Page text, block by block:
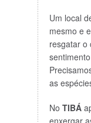
Um local
mesmo e
resgatar o
as
No TIBÁ
enxergar